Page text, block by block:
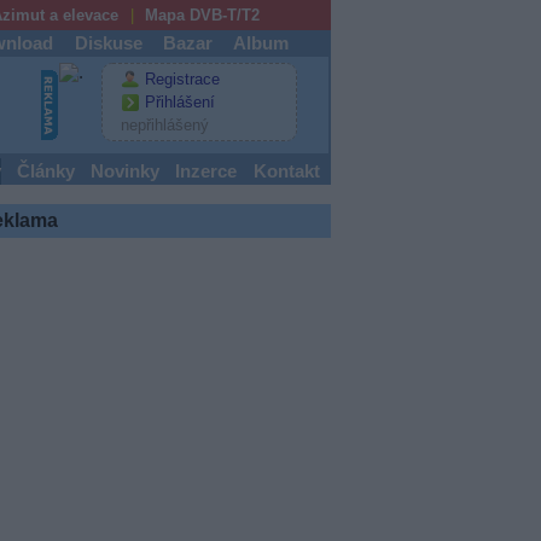
a elevace Mapa DVB-T/T2
Diskuse Bazar Album
Registrace
Přihlášení
nepřihlášený
Články Novinky Inzerce Kontakt